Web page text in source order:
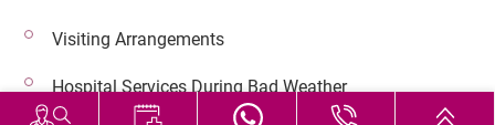
© 2026 著作権©アドベンティストヘルス 無断転載を禁じます。
Visiting Arrangements
Hospital Services During Bad Weather